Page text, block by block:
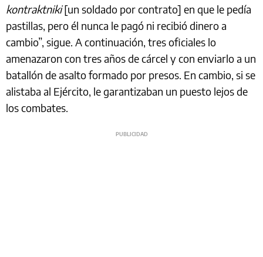
kontraktniki[un soldado por contrato] en que le pedía
pastillas, pero él nunca le pagó ni recibió dinero a
cambio”, sigue. A continuación, tres oficiales lo
amenazaron con tres años de cárcel y con enviarlo a un
batallón de asalto formado por presos. En cambio, si se
alistaba al Ejército, le garantizaban un puesto lejos de
los combates.